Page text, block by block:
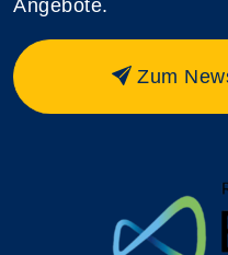
Angebote.
Zum